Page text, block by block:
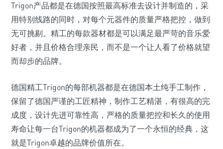
Trigon产品都是在德国按照最高标准去设计并制造的，采
用特别线路的同时，对每个元器件的质量严格把控，做到
无可挑剔。精工的每款器材都是可以满足最严苛的音乐爱
好者，并且价格合理亲民，而不是一个让人看了价格就望
而却步的品牌。
德国精工Trigon的每部机器都是在德国本土纯手工制作，
保留了德国严谨的工匠精神，制作工艺精湛，有很高的完
成度，设计先进可靠性高，严格的质量把控和长久的使用
寿命让每一台Trigon的机器都成为了一个永恒的经典，这
就是Trigon卓越的品牌价值所在。